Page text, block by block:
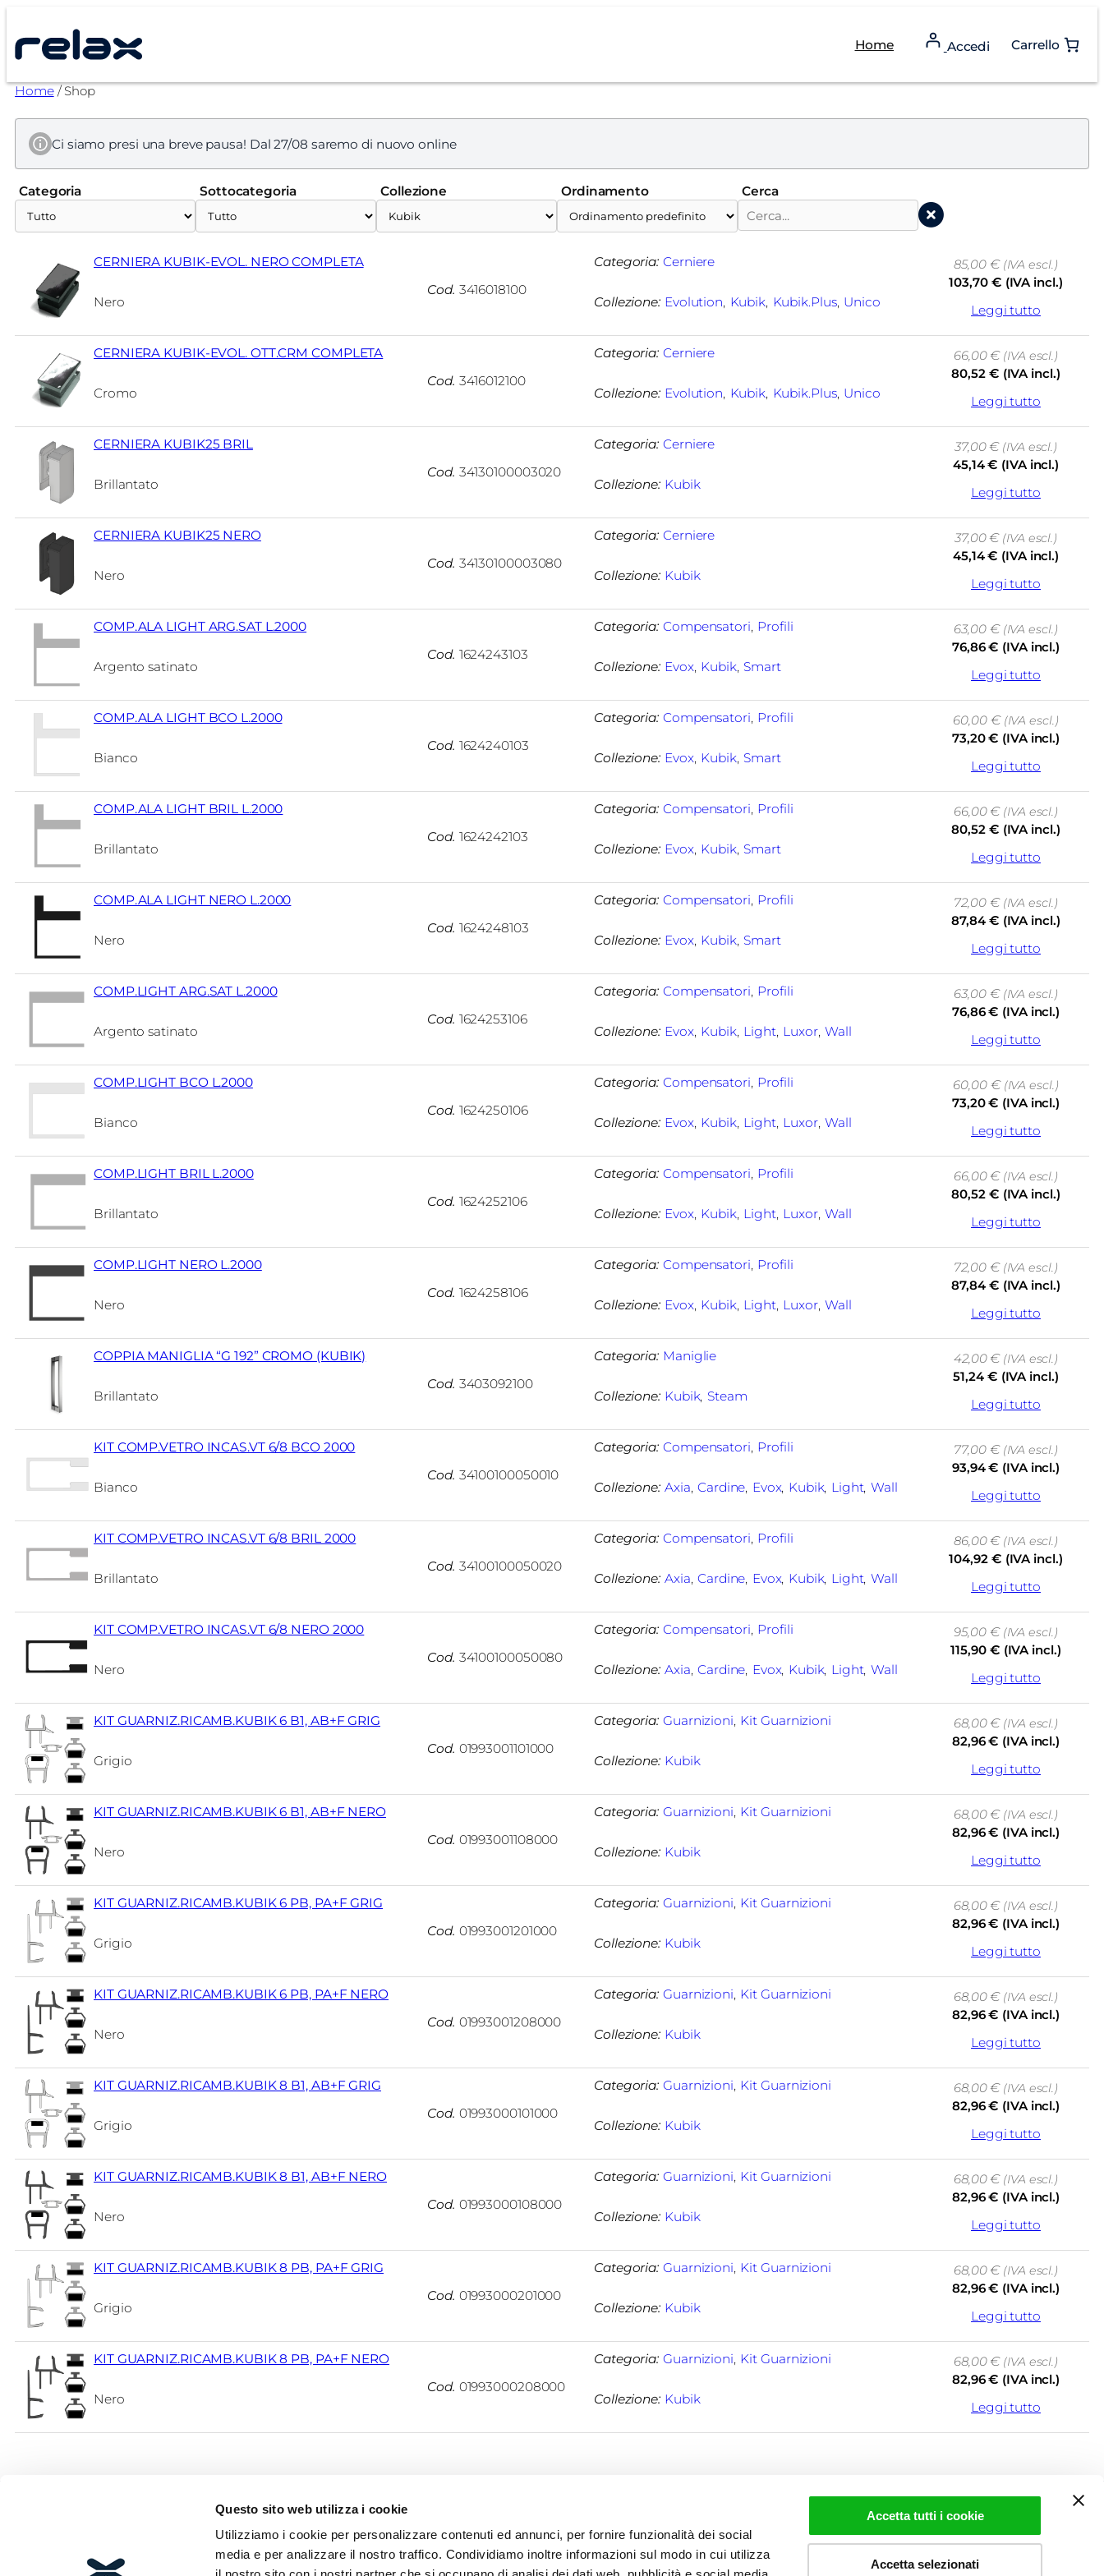
Questo sito web utilizza i cookie
Utilizziamo i cookie per personalizzare contenuti ed annunci, per fornire funzionalità dei social
media e per analizzare il nostro traffico. Condividiamo inoltre informazioni sul modo in cui utilizza
Accetta tutti i cookie
Accetta selezionati
contenuto
Home Accedi Carrello
Home/ Shop
Ci siamo presi una breve pausa! Dal 27/08 saremo di nuovo online
Categoria Sottocategoria Collezione Ordinamento Cerca
CERNIERA KUBIK-EVOL. NERO COMPLETA
Cod. 3416018100
Nero
Categoria: Cerniere
Collezione: Evolution, Kubik, Kubik.plus, Unico
85,00 €(IVA escl.)
103,70 € (IVA incl.)
Leggi tutto
CERNIERA KUBIK-EVOL. OTT.CRM COMPLETA
Cod. 3416012100
Cromo
Categoria: Cerniere
Collezione: Evolution, Kubik, Kubik.plus, Unico
66,00€(IVA escl.)
80,52 € (IVA incl.)
Leggi tutto
CERNIERA KUBIK25 BRIL
Cod. 34130100003020
Brillantato
Categoria: Cerniere
Collezione: Kubik
37,00€(IVA escl.)
45,14€ (IVA incl.)
Leggi tutto
CERNIERA KUBIK25 NERO
Cod. 34130100003080
Nero
Categoria: Cerniere
Collezione: Kubik
37,00€(IVA escl.)
45,14€ (IVA incl.)
Leggi tutto
COMP.ALA LIGHT ARG.SAT L.2000
Cod. 1624243103
Argento satinato
Categoria: Compensatori, Profili
Collezione: Evox, Kubik, Smart
63,00 €(IVA escl.)
76,86€ (IVA incl.)
Leggi tutto
COMP.ALA LIGHT BCO L.2000
Cod. 1624240103
Bianco
Categoria: Compensatori, Profili
Collezione: Evox, Kubik, Smart
60,00 €(IVA escl.)
73,20€ (IVA incl.)
Leggi tutto
COMP.ALA LIGHT BRIL L.2000
Cod. 1624242103
Brillantato
Categoria: Compensatori, Profili
Collezione: Evox, Kubik, Smart
66,00€(IVA escl.)
80,52 € (IVA incl.)
Leggi tutto
COMP.ALA LIGHT NERO L.2000
Cod. 1624248103
Nero
Categoria: Compensatori, Profili
Collezione: Evox, Kubik, Smart
72,00 €(IVA escl.)
87,84 € (IVA incl.)
Leggi tutto
COMP.LIGHT ARG.SAT L.2000
Cod. 1624253106
Argento satinato
Categoria: Compensatori, Profili
Collezione: Evox, Kubik, Light, Luxor, Wall
63,00 €(IVA escl.)
76,86€ (IVA incl.)
Leggi tutto
COMP.LIGHT BCO L.2000
Cod. 1624250106
Bianco
Categoria: Compensatori, Profili
Collezione: Evox, Kubik, Light, Luxor, Wall
60,00 €(IVA escl.)
73,20€ (IVA incl.)
Leggi tutto
COMP.LIGHT BRIL L.2000
Cod. 1624252106
Brillantato
Categoria: Compensatori, Profili
Collezione: Evox, Kubik, Light, Luxor, Wall
66,00€(IVA escl.)
80,52 € (IVA incl.)
Leggi tutto
COMP.LIGHT NERO L.2000
Cod. 1624258106
Nero
Categoria: Compensatori, Profili
Collezione: Evox, Kubik, Light, Luxor, Wall
72,00 €(IVA escl.)
87,84 € (IVA incl.)
Leggi tutto
COPPIA MANIGLIA “G 192” CROMO (KUBIK)
Cod. 3403092100
Brillantato
Categoria: Maniglie
Collezione: Kubik, Steam
42,00€(IVA escl.)
51,24 € (IVA incl.)
Leggi tutto
KIT COMP.VETRO INCAS.VT 6/8 BCO 2000
Cod. 34100100050010
Bianco
Categoria: Compensatori, Profili
Collezione: Axia, Cardine, Evox, Kubik, Light, Wall
77,00 €(IVA escl.)
93,94€ (IVA incl.)
Leggi tutto
KIT COMP.VETRO INCAS.VT 6/8 BRIL 2000
Cod. 34100100050020
Brillantato
Categoria: Compensatori, Profili
Collezione: Axia, Cardine, Evox, Kubik, Light, Wall
86,00€(IVA escl.)
104,92 € (IVA incl.)
Leggi tutto
KIT COMP.VETRO INCAS.VT 6/8 NERO 2000
Cod. 34100100050080
Nero
Categoria: Compensatori, Profili
Collezione: Axia, Cardine, Evox, Kubik, Light, Wall
95,00 €(IVA escl.)
115,90 € (IVA incl.)
Leggi tutto
KIT GUARNIZ.RICAMB.KUBIK 6 B1, AB+F GRIG
Cod. 01993001101000
Grigio
Categoria: Guarnizioni, Kit Guarnizioni
Collezione: Kubik
68,00€(IVA escl.)
82,96€ (IVA incl.)
Leggi tutto
KIT GUARNIZ.RICAMB.KUBIK 6 B1, AB+F NERO
Cod. 01993001108000
Nero
Categoria: Guarnizioni, Kit Guarnizioni
Collezione: Kubik
68,00€(IVA escl.)
82,96€ (IVA incl.)
Leggi tutto
KIT GUARNIZ.RICAMB.KUBIK 6 PB, PA+F GRIG
Cod. 01993001201000
Grigio
Categoria: Guarnizioni, Kit Guarnizioni
Collezione: Kubik
68,00€(IVA escl.)
82,96€ (IVA incl.)
Leggi tutto
KIT GUARNIZ.RICAMB.KUBIK 6 PB, PA+F NERO
Cod. 01993001208000
Nero
Categoria: Guarnizioni, Kit Guarnizioni
Collezione: Kubik
68,00€(IVA escl.)
82,96€ (IVA incl.)
Leggi tutto
KIT GUARNIZ.RICAMB.KUBIK 8 B1, AB+F GRIG
Cod. 01993000101000
Grigio
Categoria: Guarnizioni, Kit Guarnizioni
Collezione: Kubik
68,00€(IVA escl.)
82,96€ (IVA incl.)
Leggi tutto
KIT GUARNIZ.RICAMB.KUBIK 8 B1, AB+F NERO
Cod. 01993000108000
Nero
Categoria: Guarnizioni, Kit Guarnizioni
Collezione: Kubik
68,00€(IVA escl.)
82,96€ (IVA incl.)
Leggi tutto
KIT GUARNIZ.RICAMB.KUBIK 8 PB, PA+F GRIG
Cod. 01993000201000
Grigio
Categoria: Guarnizioni, Kit Guarnizioni
Collezione: Kubik
68,00€(IVA escl.)
82,96€ (IVA incl.)
Leggi tutto
KIT GUARNIZ.RICAMB.KUBIK 8 PB, PA+F NERO
Cod. 01993000208000
Nero
Categoria: Guarnizioni, Kit Guarnizioni
Collezione: Kubik
68,00€(IVA escl.)
82,96€ (IVA incl.)
Leggi tutto
Via Leonardo Da Vinci, 2/A
Privacy Policy
Carrello
Il mio account